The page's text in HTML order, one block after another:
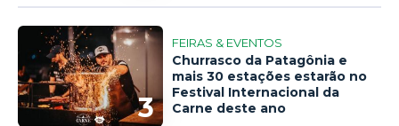
3
FEIRAS & EVENTOS
Churrasco da Patagônia e
mais 30 estações estarão no
Festival Internacional da
Carne deste ano